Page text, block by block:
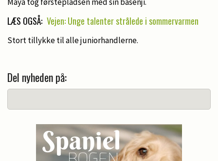
LÆS OGSÅ: Vejen: Unge talenter strålede i sommervarmen
Stort tillykke til alle juniorhandlerne.
Del nyheden på: